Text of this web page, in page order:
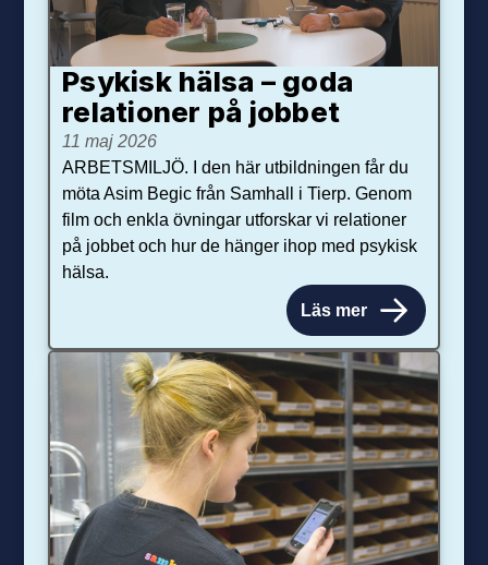
Psykisk hälsa – goda
relationer på jobbet
11 maj 2026
ARBETSMILJÖ. I den här utbildningen får du
möta Asim Begic från Samhall i Tierp. Genom
film och enkla övningar utforskar vi relationer
på jobbet och hur de hänger ihop med psykisk
hälsa.
Läs mer